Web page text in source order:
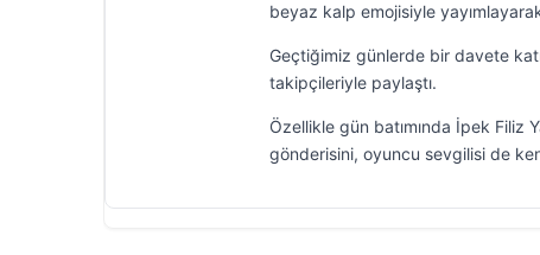
beyaz kalp emojisiyle
Geçtiğimiz günlerde bir davete
takipçileriyle paylaştı.
Özellikle gün batımında İpek Filiz
gönderisini, oyuncu sevgilisi de